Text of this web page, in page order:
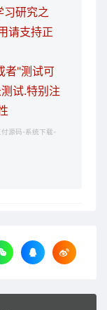
习研究之
请支持正
者"测试可
试.特别注
源码-系统下载-